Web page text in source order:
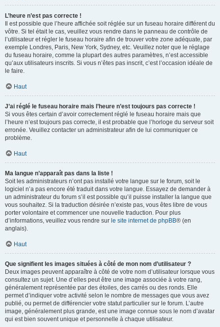
L’heure n’est pas correcte !
Il est possible que l’heure affichée soit réglée sur un fuseau horaire différent du
vôtre. Si tel était le cas, veuillez vous rendre dans le panneau de contrôle de
l’utilisateur et régler le fuseau horaire afin de trouver votre zone adéquate, par
exemple Londres, Paris, New York, Sydney, etc. Veuillez noter que le réglage
du fuseau horaire, comme la plupart des autres paramètres, n’est accessible
qu’aux utilisateurs inscrits. Si vous n’êtes pas inscrit, c’est l’occasion idéale de
le faire.
Haut
J’ai réglé le fuseau horaire mais l’heure n’est toujours pas correcte !
Si vous êtes certain d’avoir correctement réglé le fuseau horaire mais que
l’heure n’est toujours pas correcte, il est probable que l’horloge du serveur soit
erronée. Veuillez contacter un administrateur afin de lui communiquer ce
problème.
Haut
Ma langue n’apparaît pas dans la liste !
Soit les administrateurs n’ont pas installé votre langue sur le forum, soit le
logiciel n’a pas encore été traduit dans votre langue. Essayez de demander à
un administrateur du forum s’il est possible qu’il puisse installer la langue que
vous souhaitez. Si la traduction désirée n’existe pas, vous êtes libre de vous
porter volontaire et commencer une nouvelle traduction. Pour plus
d’informations, veuillez vous rendre sur le site internet de phpBB® (en
anglais).
Haut
Que signifient les images situées à côté de mon nom d’utilisateur ?
Deux images peuvent apparaître à côté de votre nom d’utilisateur lorsque vous
consultez un sujet. Une d’elles peut être une image associée à votre rang,
généralement représentée par des étoiles, des carrés ou des ronds. Elle
permet d’indiquer votre activité selon le nombre de messages que vous avez
publié, ou permet de différencier votre statut particulier sur le forum. L’autre
image, généralement plus grande, est une image connue sous le nom d’avatar
qui est bien souvent unique et personnelle à chaque utilisateur.